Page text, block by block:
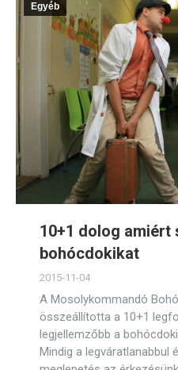
Egyéb
10+1 dolog amiért
bohócdokikat
2015-11-04
A Mosolykommandó
összeállította a 10+1
legjellemzőbb a
Mindig a legváratlanabbul